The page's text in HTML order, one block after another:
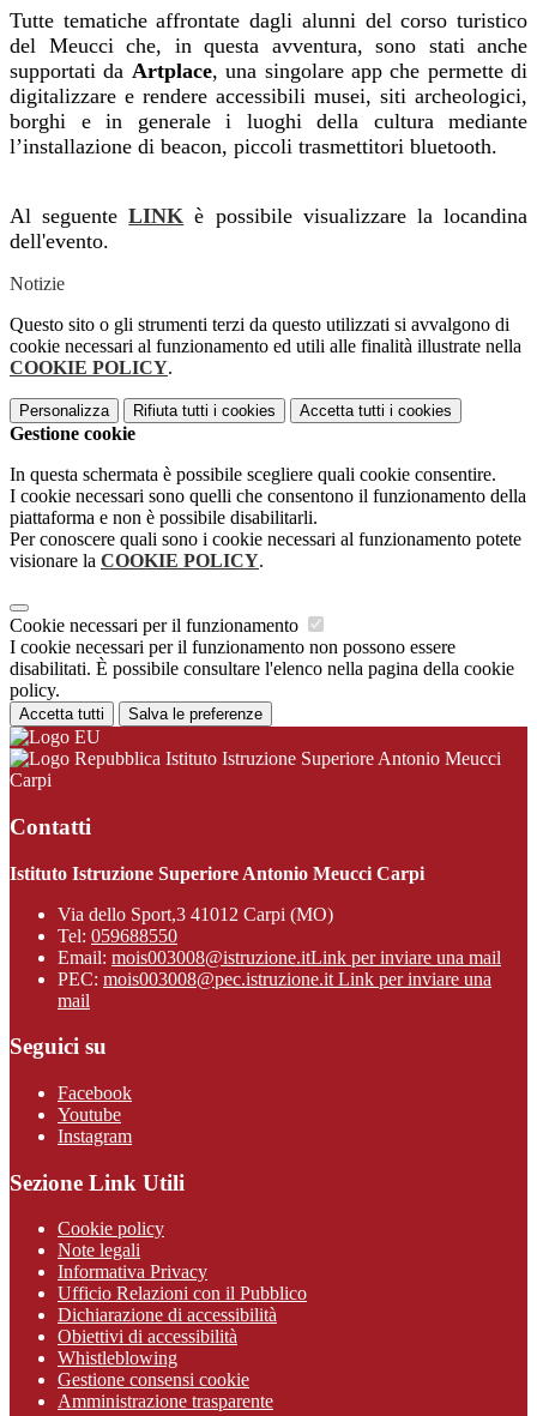
Tutte tematiche affrontate dagli alunni del corso turistico
del Meucci che, in questa avventura, sono stati anche
supportati da Artplace, una singolare app che permette di
digitalizzare e rendere accessibili musei, siti archeologici,
borghi e in generale i luoghi della cultura mediante
l’installazione di beacon, piccoli trasmettitori bluetooth.
Al seguenteLINK è possibile visualizzare la locandina
dell'evento.
Notizie
Questo sito o gli strumenti terzi da questo utilizzati si avvalgono di
cookie necessari al funzionamento ed utili alle finalità illustrate nella
COOKIE POLICY.
Personalizza Rifiuta tutti i cookies Accetta tutti i cookies
Gestione cookie
In questa schermata è possibile scegliere quali cookie consentire.
I cookie necessari sono quelli che consentono il funzionamento della
piattaforma e non è possibile disabilitarli.
Per conoscere quali sono i cookie necessari al funzionamento potete
visionare la COOKIE POLICY.
Cookie necessari per il funzionamento
I cookie necessari per il funzionamento non possono essere
disabilitati. È possibile consultare l'elenco nella pagina della cookie
policy.
Accetta tutti Salva le preferenze
Istituto Istruzione Superiore Antonio Meucci
Carpi
Contatti
Istituto Istruzione Superiore Antonio Meucci Carpi
Via dello Sport,3 41012 Carpi (MO)
Tel: 059688550
Email: mois003008@istruzione.itLink per inviare una mail
PEC: mois003008@pec.istruzione.it Link per inviare una
mail
Seguici su
Facebook
Youtube
Instagram
Sezione Link Utili
Cookie policy
Note legali
Informativa Privacy
Ufficio Relazioni con il Pubblico
Dichiarazione di accessibilità
Obiettivi di accessibilità
Whistleblowing
Gestione consensi cookie
Amministrazione trasparente